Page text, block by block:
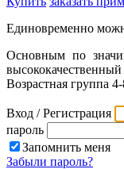
Единовременно
Основным по
Возрастная группа
Вход / Регистрация
пароль
Запомнить меня
Забыли пароль?